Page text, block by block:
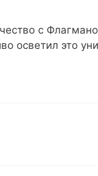
с
осветил это